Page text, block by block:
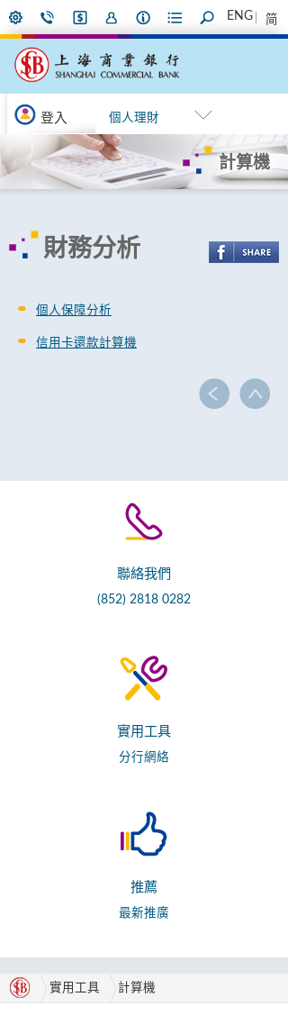
ENG 简
登入 個人理財
計算機
財務分析
個人保障分析
信用卡還款計算機
聯絡我們
(852) 2818 0282
實用工具
分行網絡
推薦
最新推廣
實用工具 計算機